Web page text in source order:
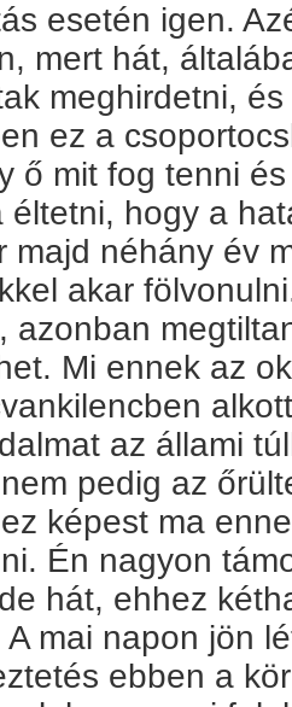
esetén igen.
mert hát,
meghirdetni,
ez a
ő mit fog tenni
éltetni, hogy a
majd néhány év
akar
azonban
Mi ennek az
az állami
pedig az
képest ma
Én nagyon
hát, ehhez
mai napon jön
ebben a